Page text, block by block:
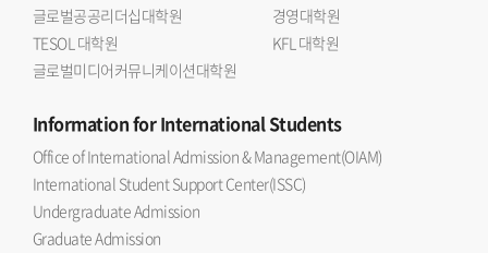
글로벌공공리더십대학원
경영대학원
TESOL 대학원
KFL 대학원
글로벌미디어커뮤니케이션대학원
Informationfor International Students
Office of International Admission & Management(OIAM)
International Student Support Center(ISSC)
Undergraduate Admission
Graduate Admission